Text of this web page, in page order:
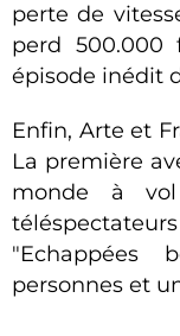
perte de
perd 500.000
épisode inédit
Enfin, Arte et
La première
monde à
"Echappées
personnes et